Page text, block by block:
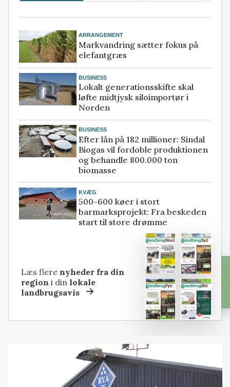
ARRANGEMENT
Markvandring sætter fokus på
elefantgræs
BUSINESS
Lokalt generationsskifte skal
løfte midtjysk siloimportør i
Norden
BUSINESS
Efter lån på 182 millioner: Sindal
Biogas vil fordoble produktionen
og behandle 800.000 ton
biomasse
KVÆG
500-600 køer i stort
barmarksprojekt: Fra beskeden
start til store drømme
Læs flere nyheder fra din
region i dinlokale
landbrugsavis